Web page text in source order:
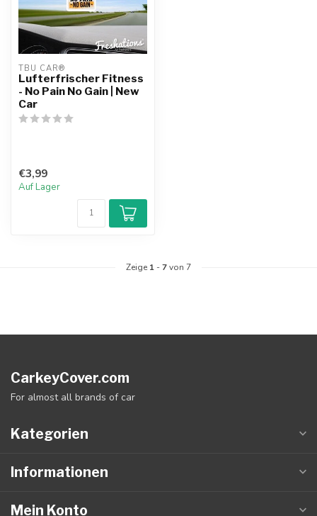
TBU CAR®
Lufterfrischer Fitness
- No Pain No Gain | New
Car
€3,99
Auf Lager
Zeige 1 -7von 7
CarkeyCover.com
For almost all brands of car
Kategorien
Informationen
Mein Konto